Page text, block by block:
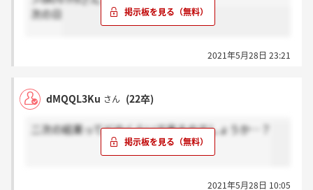
次の日
2021年5月28日 23:21
dMQQL3Ku さん (22卒)
二次の結果ってどのくらいで来るのでしょうか…？
2021年5月28日 10:05